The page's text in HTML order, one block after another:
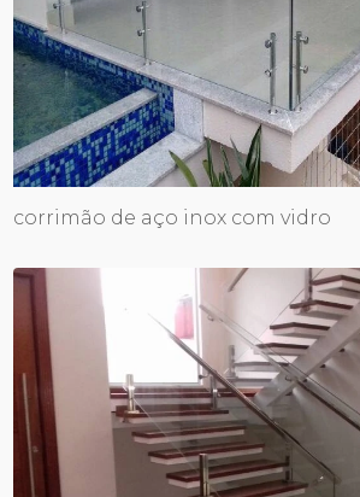
corrimão de aço inox com vidro